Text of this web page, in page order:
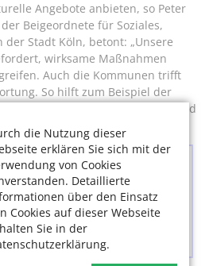
die Nutzung dieser
erklären Sie sich mit der
von Cookies
Detaillierte
über den Einsatz
Cookies auf dieser Webseite
Sie in der
Angebote anbieten, so Peter
Beigeordnete für Soziales,
Stadt Köln, betont: „Unsere
wirksame Maßnahmen
Auch die Kommunen trifft
So hilft zum Beispiel der
Vergünstigungen, am sozialen und
Stadt teilzunehmen.“
Davon muss man
Grundsicherungsempfängerin